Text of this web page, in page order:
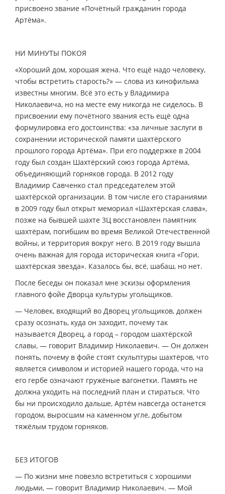
присвоено звание «Почётный гражданин города
Артёма».
НИ МИНУТЫ ПОКОЯ
«Хороший дом, хорошая жена. Что ещё надо человеку,
чтобы встретить старость?» — слова из кинофильма
известны многим. Всё это есть у Владимира
Николаевича, но на месте ему никогда не сиделось. В
присвоении ему почётного звания есть ещё одна
формулировка его достоинства: «за личные заслуги в
сохранении исторической памяти шахтёрского
прошлого города Артёма». При его поддержке в 2004
году был создан Шахтёрский союз города Артёма,
объединяющий горняков города. В 2012 году
Владимир Савченко стал председателем этой
шахтёрской организации. В том числе его стараниями
в 2009 году был открыт мемориал «Шахтёрская слава»,
позже на бывшей шахте 3Ц восстановлен памятник
шахтёрам, погибшим во время Великой Отечественной
войны, и территория вокруг него. В 2019 году вышла
очень важная для города историческая книга «Гори,
шахтёрская звезда». Казалось бы, всё, шабаш, но нет.
После беседы он показал мне эскизы оформления
главного фойе Дворца культуры угольщиков.
— Человек, входящий во Дворец угольщиков, должен
сразу осознать, куда он заходит, почему так
называется Дворец, а город – городом шахтёрской
славы, — говорит Владимир Николаевич. — Он должен
понять, почему в фойе стоят скульптуры шахтёров, что
является символом и историей нашего города, что на
его гербе означают гружёные вагонетки. Память не
должна уходить на последний план и стираться. Что
бы ни происходило дальше, Артём навсегда останется
городом, выросшим на каменном угле, добытом
тяжёлым трудом горняков.
БЕЗ ИТОГОВ
— По жизни мне повезло встретиться с хорошими
людьми, — говорит Владимир Николаевич. — Мой